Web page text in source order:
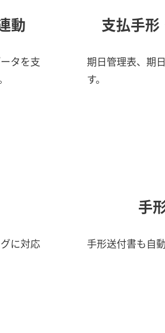
動
タを支
支払手形
期日管理表、期
す。
に対応
手
手形送付書も自